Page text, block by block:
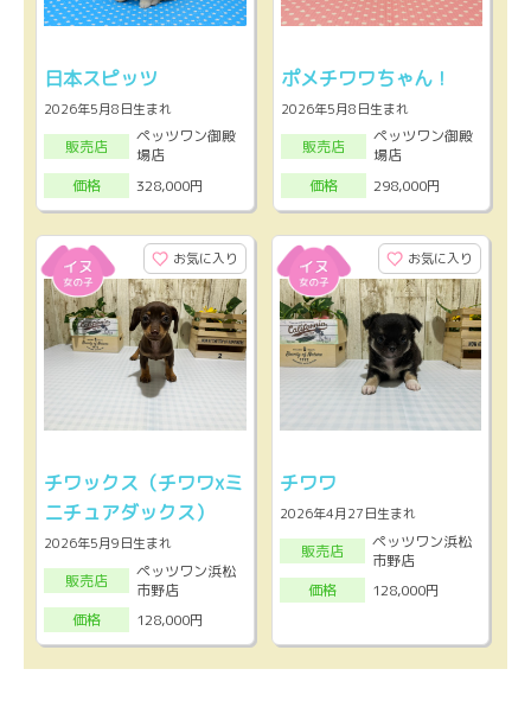
日本スピッツ
2026年5月8日生まれ
販売店
ペッツワン御殿
場店
価格
328,000円
ポメチワワちゃん！
2026年5月8日生まれ
販売店
ペッツワン御殿
場店
価格
298,000円
お気に入り
チワックス（チワワxミ
ニチュアダックス）
2026年5月9日生まれ
販売店
ペッツワン浜松
市野店
価格
128,000円
お気に入り
チワワ
2026年4月27日生まれ
販売店
ペッツワン浜松
市野店
価格
128,000円